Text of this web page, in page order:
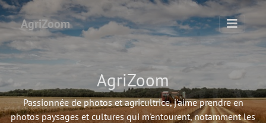
AgriZoom
AgriZoom
Passionnée de photos et agricultrice, j'aime prendre en
photos paysages et cultures qui m'entourent, notamment les